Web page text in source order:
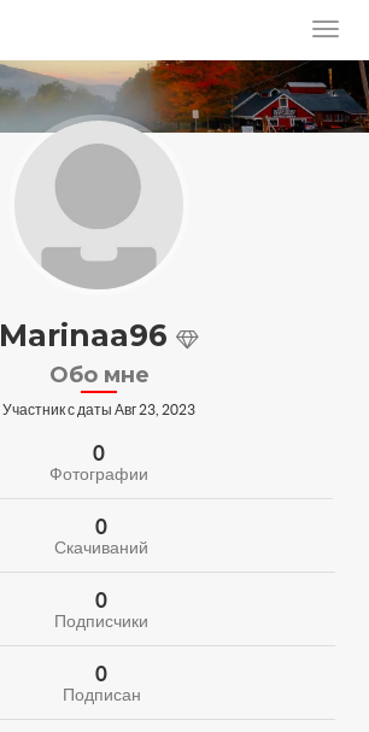
Marinaa96
Обо мне
Участник с даты Авг 23, 2023
0
Фотографии
0
Скачиваний
0
Подписчики
0
Подписан